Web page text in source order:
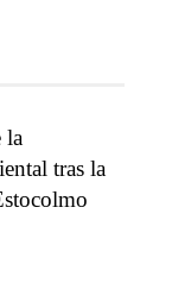
la
tras la